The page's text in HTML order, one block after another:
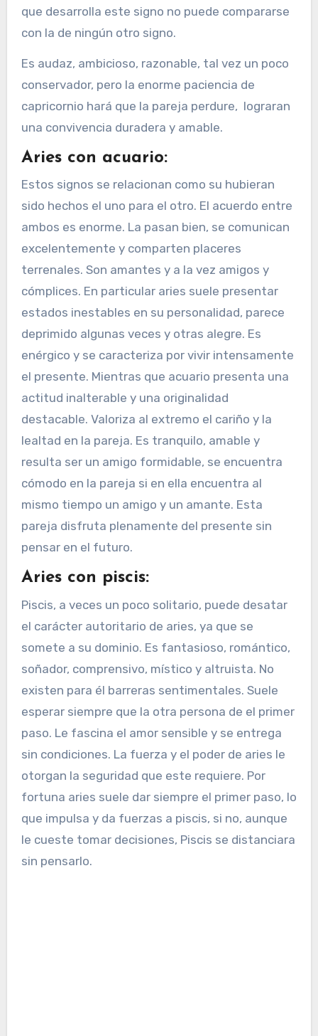
que desarrolla este signo no puede compararse
con la de ningún otro signo.
Es audaz, ambicioso, razonable, tal vez un poco
conservador, pero la enorme paciencia de
capricornio hará que la pareja perdure, lograran
una convivencia duradera y amable.
Aries con acuario:
Estos signos se relacionan como su hubieran
sido hechos el uno para el otro. El acuerdo entre
ambos es enorme. La pasan bien, se comunican
excelentemente y comparten placeres
terrenales. Son amantes y a la vez amigos y
cómplices. En particular aries suele presentar
estados inestables en su personalidad, parece
deprimido algunas veces y otras alegre. Es
enérgico y se caracteriza por vivir intensamente
el presente. Mientras que acuario presenta una
actitud inalterable y una originalidad
destacable. Valoriza al extremo el cariño y la
lealtad en la pareja. Es tranquilo, amable y
resulta ser un amigo formidable, se encuentra
cómodo en la pareja si en ella encuentra al
mismo tiempo un amigo y un amante. Esta
pareja disfruta plenamente del presente sin
pensar en el futuro.
Aries con piscis:
Piscis, a veces un poco solitario, puede desatar
el carácter autoritario de aries, ya que se
somete a su dominio. Es fantasioso, romántico,
soñador, comprensivo, místico y altruista. No
existen para él barreras sentimentales. Suele
esperar siempre que la otra persona de el primer
paso. Le fascina el amor sensible y se entrega
sin condiciones. La fuerza y el poder de aries le
otorgan la seguridad que este requiere. Por
fortuna aries suele dar siempre el primer paso, lo
que impulsa y da fuerzas a piscis, si no, aunque
le cueste tomar decisiones, Piscis se distanciara
sin pensarlo.